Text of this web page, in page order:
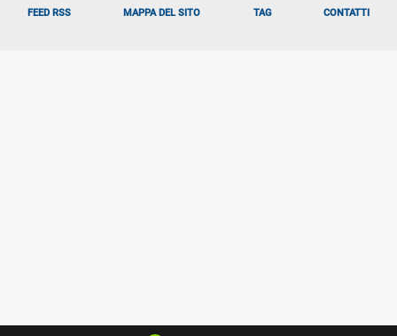
FEED RSS MAPPA DEL SITO TAG CONTATTI